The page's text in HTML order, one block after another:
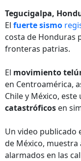
Fuerte sismo
provoca
Taiwán
Tegucigalpa,
El fuerte sismo
costa de Honduras
fronteras patrias.
El movimiento
en Centroamérica,
Chile y México,
catastróficos en
Un video publicado
de México,
alarmados en las